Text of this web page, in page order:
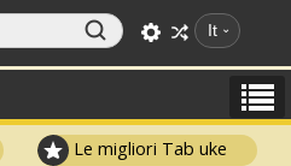
It
Le migliori Tab uke